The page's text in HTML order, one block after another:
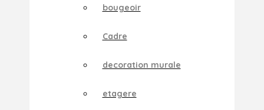
bougeoir
Cadre
decoration murale
etagere